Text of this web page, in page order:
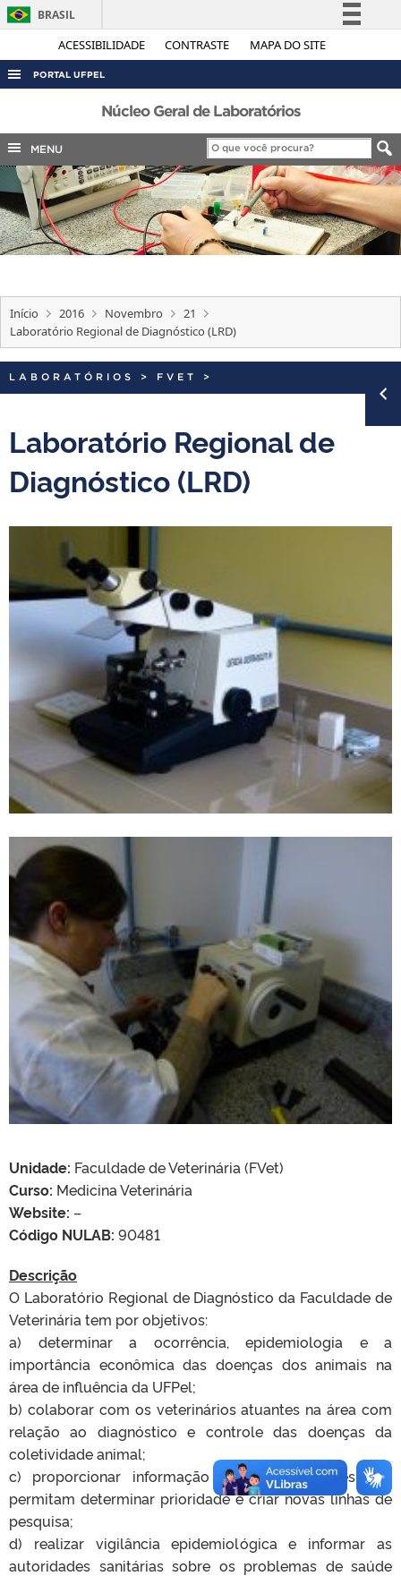
ACESSIBILIDADE CONTRASTE MAPA DO SITE
BRASIL
Simplifique!
Legislação
Canais
PORTAL UFPEL
ACESSO À INFORMAÇÃO
AUDITORIA
COBALTO
CONCURSOS
EDITAIS
INTERNACIONAL
PORTARIAS
TELEFONES
Núcleo Geral de Laboratórios
MENU
Início 2016 Novembro
21
Laboratório Regional de Diagnóstico (LRD)
LABORATÓRIOS > FVET >
Laboratório Regional de
Diagnóstico (LRD)
Unidade: Faculdade de Veterinária (FVet)
Curso: Medicina Veterinária
Website: –
Código NULAB: 90481
Descrição
O Laboratório Regional de Diagnóstico da Faculdade de
Veterinária tem por objetivos:
a) determinar a ocorrência, epidemiologia e a
importância econômica das doenças dos animais na
área de influência da UFPel;
b) colaborar com os veterinários atuantes na área com
relação ao diagnóstico e controle das doenças da
coletividade animal;
c) proporcionar informação aos pesquisadores que
permitam determinar prioridade e criar novas linhas de
pesquisa;
d) realizar vigilância epidemiológica e informar as
autoridades sanitárias sobre os problemas de saúde